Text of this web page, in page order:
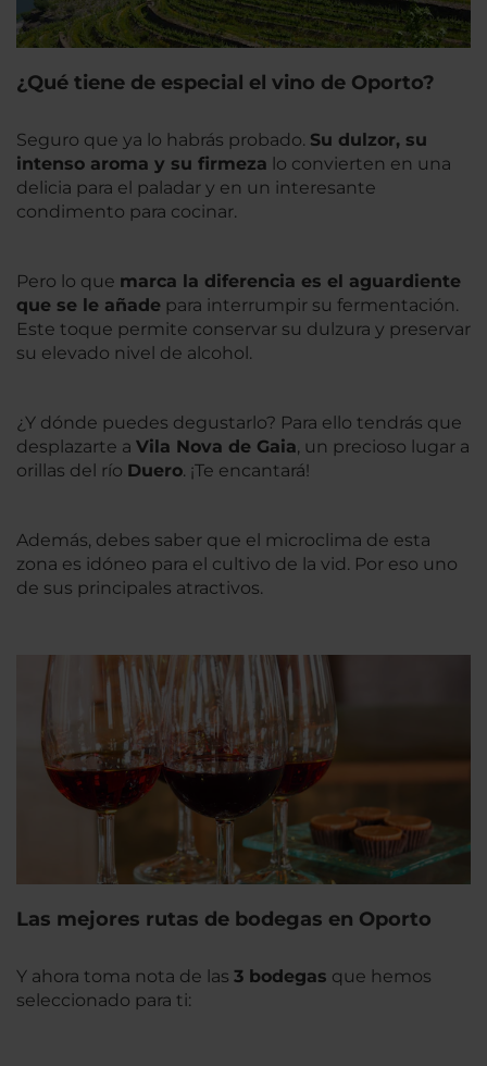
¿Qué tiene de especial el vino de Oporto?
Seguro que ya lo habrás probado. Su dulzor, su
intenso aroma y su firmeza lo convierten en una
delicia para el paladar y en un interesante
condimento para cocinar.
Pero lo que marca la diferencia es el aguardiente
que se le añade para interrumpir su fermentación.
Este toque permite conservar su dulzura y preservar
su elevado nivel de alcohol.
¿Y dónde puedes degustarlo? Para ello tendrás que
desplazarte a Vila Nova de Gaia, un precioso lugar a
orillas del río Duero. ¡Te encantará!
Además, debes saber que el microclima de esta
zona es idóneo para el cultivo de la vid. Por eso uno
de sus principales atractivos.
Las mejores rutas de bodegas en Oporto
Y ahora toma nota de las 3 bodegas que hemos
seleccionado para ti: